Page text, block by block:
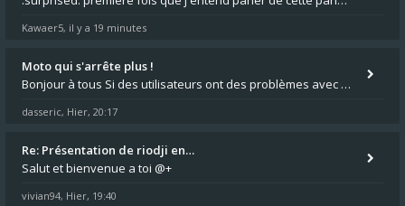
Kawaer5, il y a 19 minutes
Moto qui s'arrête plus !
Bonjour à tous Si des utilisateurs ont des problèmes avec leur moto qui démarre plus, la mienne ne coupe plus :?: - Je
dasseric, Hier, 20:17
Re: Présentation de riodji en…
Salut et bienvenue a toi @+
vivian94, Hier, 19:40